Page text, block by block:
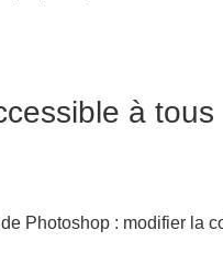
Photoshop : modifier la